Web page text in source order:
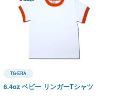
TG-ERA
TG-ERA(ティージーエラ)
6.4oz ベビー リンガーTシャツ